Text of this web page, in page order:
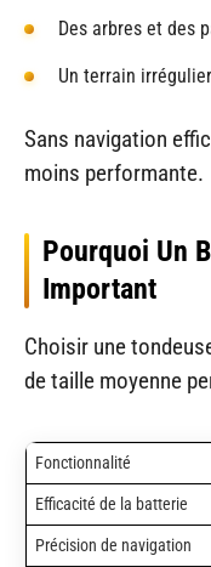
Des arbres et des
Un terrain irrégulier
Sans navigation
moins performante.
Pourquoi Un
Important
Choisir une
de taille moyenne
Fonctionnalité
Efficacité de la batterie
Précision de navigation